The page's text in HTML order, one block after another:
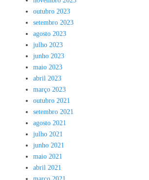
outubro 2023
setembro 2023
agosto 2023
julho 2023
junho 2023
maio 2023
abril 2023
março 2023
outubro 2021
setembro 2021
agosto 2021
julho 2021
junho 2021
maio 2021
abril 2021